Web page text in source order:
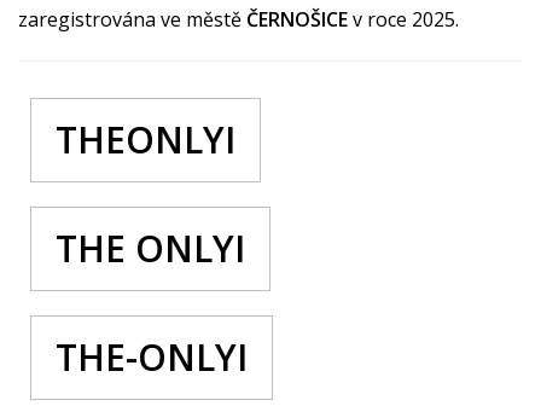
zaregistrována ve městě ČERNOŠICEv roce 2025.
THEONLYI
THE ONLYI
THE-ONLYI